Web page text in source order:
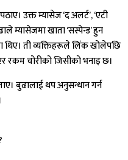
उक्त म्यासेज ‘द अलर्ट’, ‘एटी
म्यासेजमा खाता ‘सस्पेन्ड’ हुन
थिए। ती व्यक्तिहरूले लिंक खोलेपछि
रकम चोरीको जिसीको भनाइ छ।
बुढालाई थप अनुसन्धान गर्न